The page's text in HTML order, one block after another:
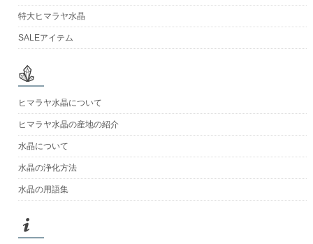
特大ヒマラヤ水晶
SALEアイテム
ヒマラヤ水晶について
ヒマラヤ水晶の産地の紹介
水晶について
水晶の浄化方法
水晶の用語集